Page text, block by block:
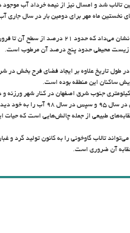
تالاب شد و امسال نیز از نیمه خرداد آب
نخستین ماه مهر برای دومین بار در سال جاری
تحلیل و مقایسه تصاویر ماهواره‌ای تالاب بین‌المللی گاوخونی نشان می‌داد که
زیست محیطی حدود پنج درصد آن مرطوب است.
طول تاریخ علاوه بر ایجاد فضای فرح بخش در
ساکنان این منطقه بوده است.
این تالاب که منطقه‌ای به وسعت ۴۷۶ کیلومتر مربع در ۱۶۷ کیلومتری جنوب شرق اصفهان در کنار
به خود دید.
طبیعی از جمله چالش‌هایی است که حیات
تالاب گاوخونی را به کانون تولید گرد و
حقابه آن ضروری است.